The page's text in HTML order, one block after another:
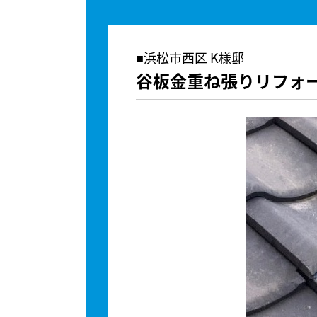
浜松市西区 K様邸
谷板金重ね張りリフォ